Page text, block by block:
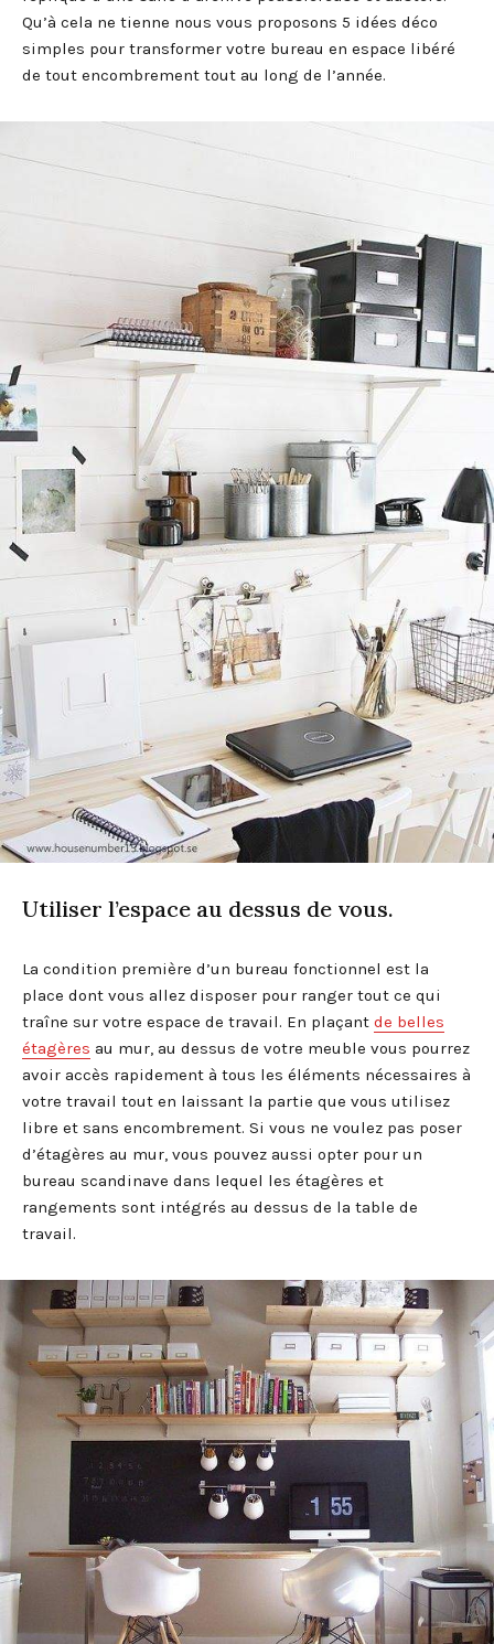
Qu’à cela ne tienne nous vous proposons 5 idées déco
simples pour transformer votre bureau en espace libéré
de tout encombrement tout au long de l’année.
Utiliser l’espace au dessus de vous.
La condition première d’un bureau fonctionnel est la
place dont vous allez disposer pour ranger tout ce qui
traîne sur votre espace de travail. En plaçant de belles
étagères au mur, au dessus de votre meuble vous pourrez
avoir accès rapidement à tous les éléments nécessaires à
votre travail tout en laissant la partie que vous utilisez
libre et sans encombrement. Si vous ne voulez pas poser
d’étagères au mur, vous pouvez aussi opter pour un
bureau scandinave dans lequel les étagères et
rangements sont intégrés au dessus de la table de
travail.